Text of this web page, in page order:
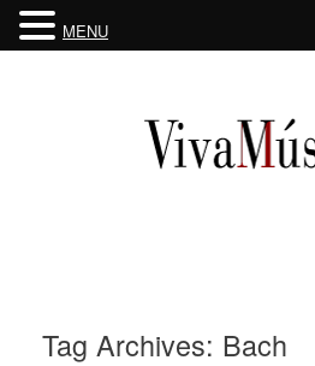
Tag Archives: Bach
MENU